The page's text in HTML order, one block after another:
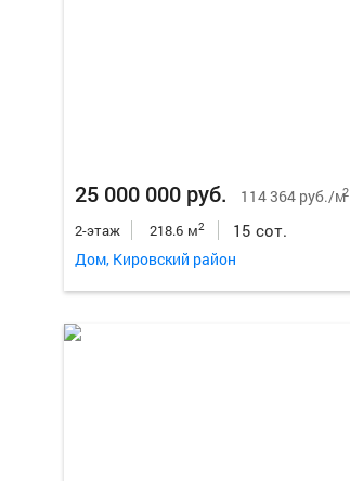
25 000 000 руб. 114 364 руб./м2
2-этаж 218.6 м2 15 сот.
Дом, Кировский район